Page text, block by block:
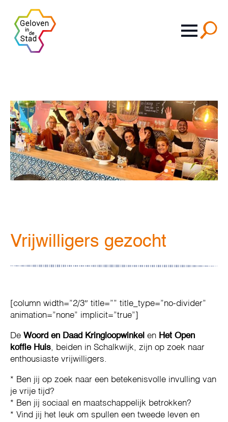
Vrijwilligers gezocht
[column width=”2/3″ title=”” title_type=”no-divider”
animation=”none” implicit=”true”]
De Woord en Daad Kringloopwinkel en Het Open
koffie Huis, beiden in Schalkwijk, zijn op zoek naar
enthousiaste vrijwilligers.
* Ben jij op zoek naar een betekenisvolle invulling van
je vrije tijd?
* Ben jij sociaal en maatschappelijk betrokken?
* Vind jij het leuk om spullen een tweede leven en